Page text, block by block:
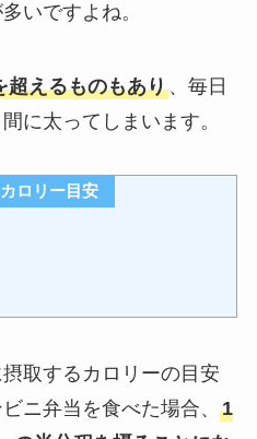
いですよね。
超えるものもあり、毎日
に太ってしまいます。
ロリー目安
取するカロリーの目安
ニ弁当を食べた場合、 1